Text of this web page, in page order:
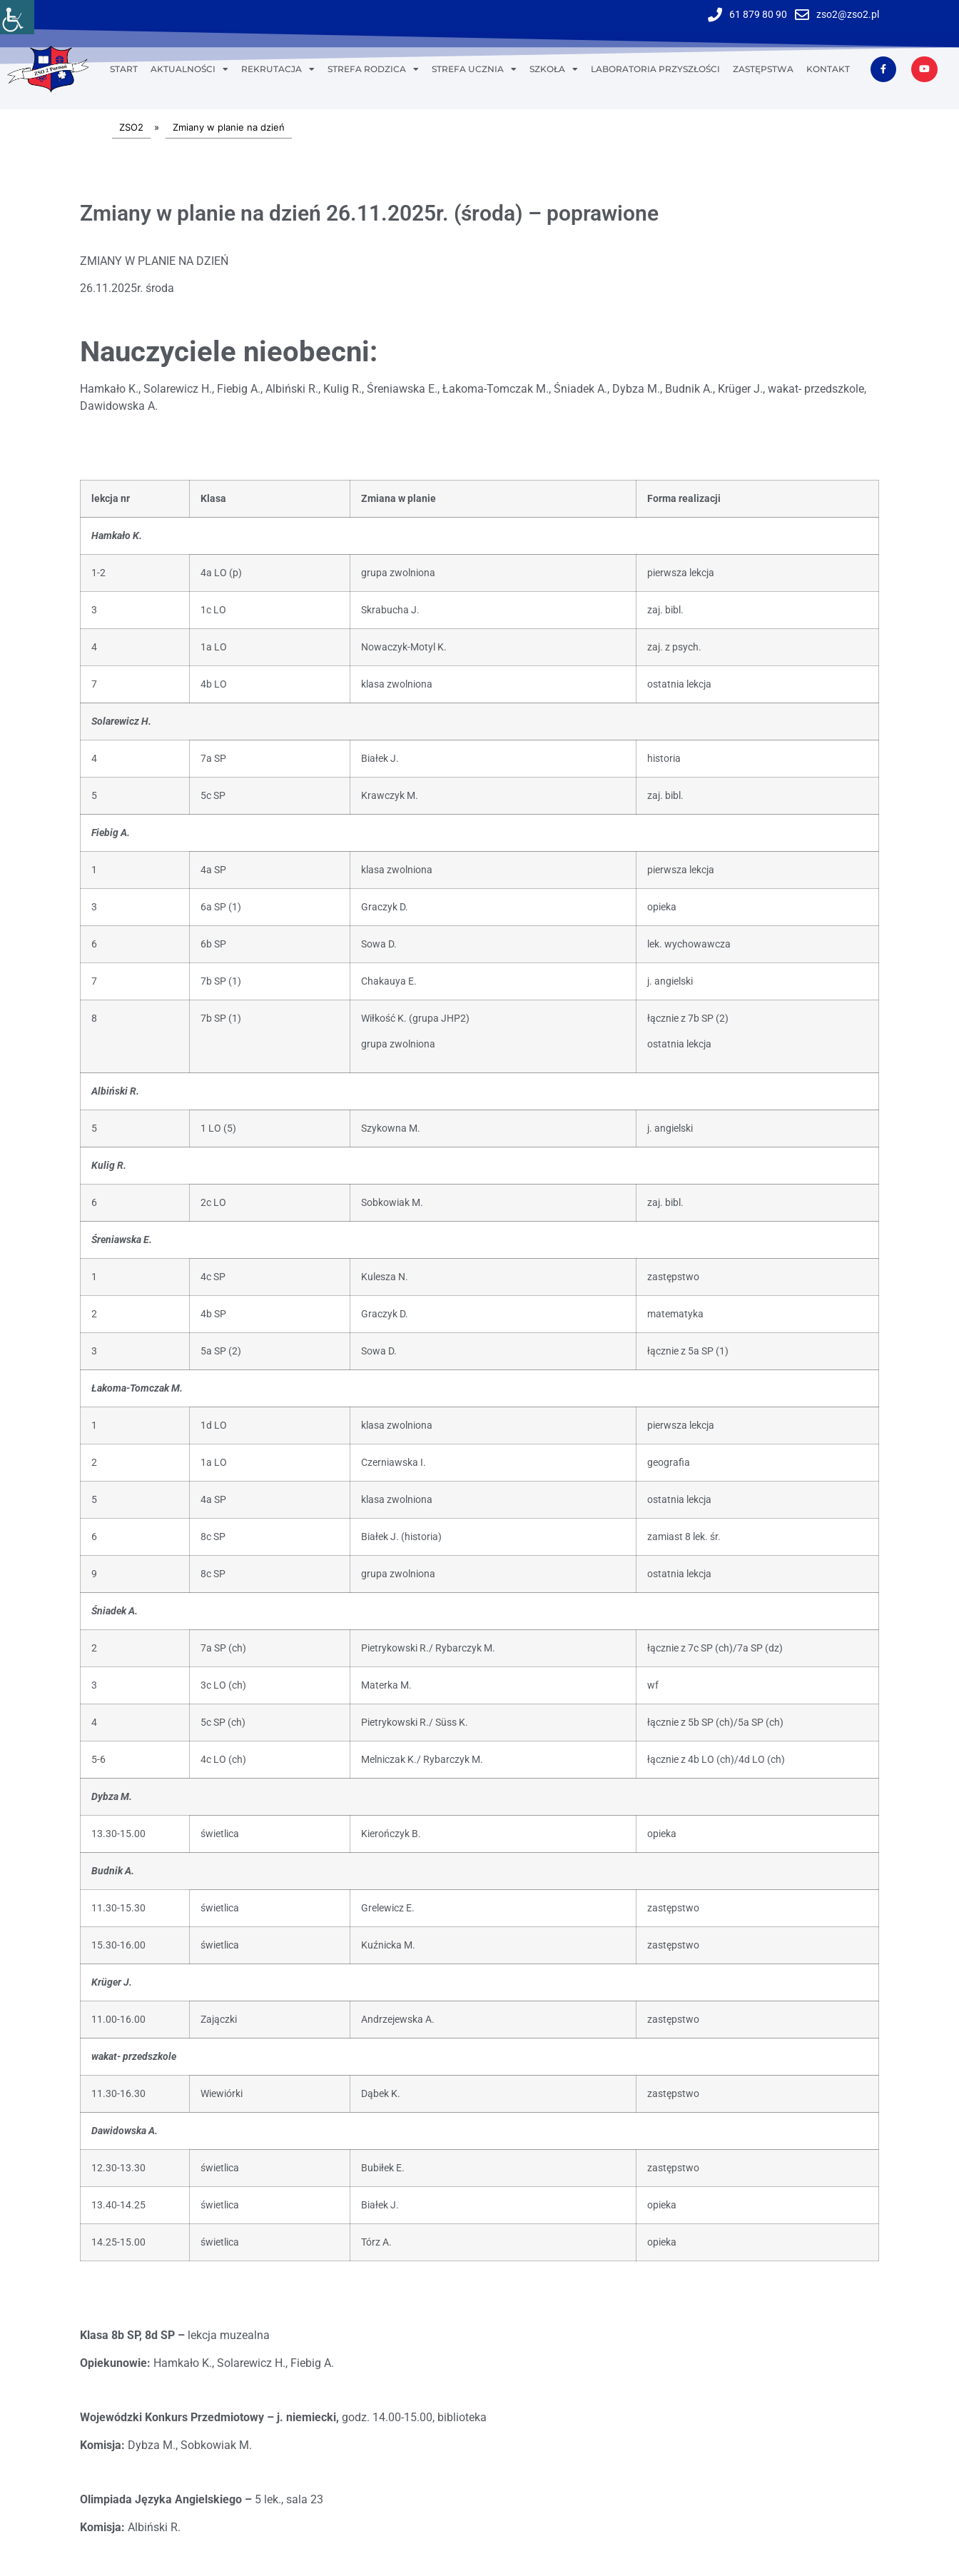
61 879 80 90 zso2@zso2.pl
START AKTUALNOŚCI REKRUTACJA STREFA RODZICA STREFA UCZNIA SZKOŁA LABORATORIA PRZYSZŁOŚCI ZASTĘPSTWA KONTAKT
ZSO2 » Zmiany w planie na dzień
Zmiany w planie na dzień 26.11.2025r. (środa) – poprawione
ZMIANY W PLANIE NA DZIEŃ
26.11.2025r. środa
Nauczyciele nieobecni:
Hamkało K., Solarewicz H., Fiebig A., Albiński R., Kulig R., Śreniawska E., Łakoma-Tomczak M., Śniadek A., Dybza M., Budnik A., Krüger J., wakat- przedszkole,
Dawidowska A.
lekcja nr Klasa Zmiana w planie Forma realizacji
Hamkało K.
1-2 4a LO (p) grupa zwolniona pierwsza lekcja
3 1c LO Skrabucha J. zaj. bibl.
4 1a LO Nowaczyk-Motyl K. zaj. z psych.
7 4b LO klasa zwolniona ostatnia lekcja
Solarewicz H.
4 7a SP Białek J. historia
5 5c SP Krawczyk M. zaj. bibl.
Fiebig A.
1 4a SP klasa zwolniona pierwsza lekcja
3 6a SP (1) Graczyk D. opieka
6 6b SP Sowa D. lek. wychowawcza
7 7b SP (1) Chakauya E. j. angielski
8 7b SP (1) Wiłkość K. (grupa JHP2)
grupa zwolniona
łącznie z 7b SP (2)
ostatnia lekcja
Albiński R.
5 1 LO (5) Szykowna M. j. angielski
Kulig R.
6 2c LO Sobkowiak M. zaj. bibl.
Śreniawska E.
1 4c SP Kulesza N. zastępstwo
2 4b SP Graczyk D. matematyka
3 5a SP (2) Sowa D. łącznie z 5a SP (1)
Łakoma-Tomczak M.
1 1d LO klasa zwolniona pierwsza lekcja
2 1a LO Czerniawska I. geografia
5 4a SP klasa zwolniona ostatnia lekcja
6 8c SP Białek J. (historia) zamiast 8 lek. śr.
9 8c SP grupa zwolniona ostatnia lekcja
Śniadek A.
2 7a SP (ch) Pietrykowski R./ Rybarczyk M. łącznie z 7c SP (ch)/7a SP (dz)
3 3c LO (ch) Materka M. wf
4 5c SP (ch) Pietrykowski R./ Süss K. łącznie z 5b SP (ch)/5a SP (ch)
5-6 4c LO (ch) Melniczak K./ Rybarczyk M. łącznie z 4b LO (ch)/4d LO (ch)
Dybza M.
13.30-15.00 świetlica Kierończyk B. opieka
Budnik A.
11.30-15.30 świetlica Grelewicz E. zastępstwo
15.30-16.00 świetlica Kuźnicka M. zastępstwo
Krüger J.
11.00-16.00 Zajączki Andrzejewska A. zastępstwo
wakat- przedszkole
11.30-16.30 Wiewiórki Dąbek K. zastępstwo
Dawidowska A.
12.30-13.30 świetlica Bubiłek E. zastępstwo
13.40-14.25 świetlica Białek J. opieka
14.25-15.00 świetlica Tórz A. opieka
Klasa 8b SP, 8d SP – lekcja muzealna
Opiekunowie: Hamkało K., Solarewicz H., Fiebig A.
Wojewódzki Konkurs Przedmiotowy – j. niemiecki, godz. 14.00-15.00, biblioteka
Komisja: Dybza M., Sobkowiak M.
Olimpiada Języka Angielskiego – 5 lek., sala 23
Komisja: Albiński R.